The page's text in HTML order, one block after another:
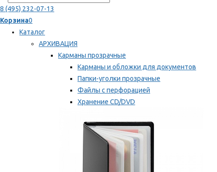
8 (495) 232-07-13
Корзина0
Каталог
АРХИВАЦИЯ
Карманы прозрачные
Карманы и обложки для документов
Папки-уголки прозрачные
Файлы с перфорацией
Хранение CD/DVD
Мы рекомендуем